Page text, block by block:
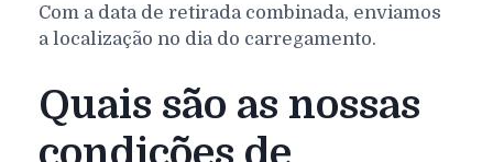
Com a data de retirada combinada, enviamos
a localização no dia do carregamento.
Quais são as nossas